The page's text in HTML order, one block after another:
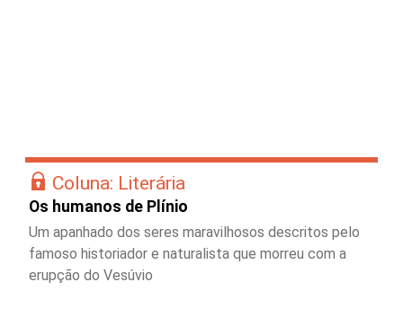
Coluna: Literária
Os humanos de Plínio
Um apanhado dos seres maravilhosos descritos pelo
famoso historiador e naturalista que morreu com a
erupção do Vesúvio